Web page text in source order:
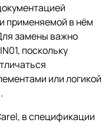
применяемой в нём
замены важно
поскольку
или логикой
в спецификации